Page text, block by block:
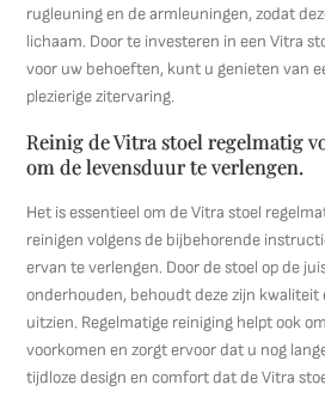
rugleuning en de armleuningen, zodat
lichaam. Door te investeren in een Vitra
voor uw behoeften, kunt u genieten van
plezierige zitervaring.
Reinig de Vitra stoel regelmatig
om de levensduur te verlengen.
Het is essentieel om de Vitra stoel
reinigen volgens de bijbehorende
ervan te verlengen. Door de stoel op de
onderhouden, behoudt deze zijn kwaliteit
uitzien. Regelmatige reiniging helpt ook
voorkomen en zorgt ervoor dat u nog
tijdloze design en comfort dat de Vitra